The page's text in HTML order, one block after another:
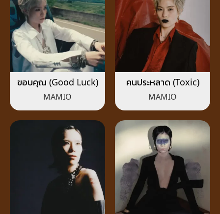
ขอบคุณ (Good Luck)
MAMIO
คนประหลาด (Toxic)
MAMIO